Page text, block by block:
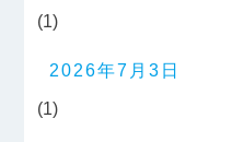
(1)
2026年7月3日
(1)